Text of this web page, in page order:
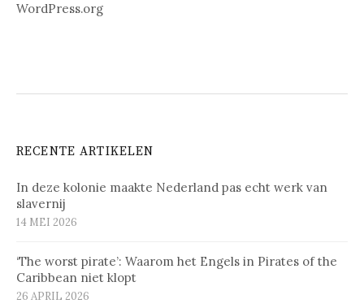
WordPress.org
RECENTE ARTIKELEN
In deze kolonie maakte Nederland pas echt werk van
slavernij
14 MEI 2026
‘The worst pirate’: Waarom het Engels in Pirates of the
Caribbean niet klopt
26 APRIL 2026